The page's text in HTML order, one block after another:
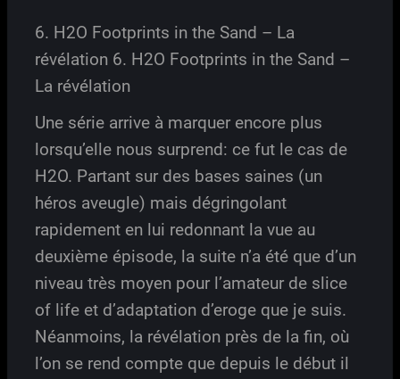
6. H2O Footprints in the Sand – La
révélation 6. H2O Footprints in the Sand –
La révélation
Une série arrive à marquer encore plus
lorsqu’elle nous surprend: ce fut le cas de
H2O. Partant sur des bases saines (un
héros aveugle) mais dégringolant
rapidement en lui redonnant la vue au
deuxième épisode, la suite n’a été que d’un
niveau très moyen pour l’amateur de slice
of life et d’adaptation d’eroge que je suis.
Néanmoins, la révélation près de la fin, où
l’on se rend compte que depuis le début il